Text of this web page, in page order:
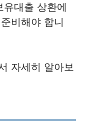
대출 상환에
비해야 합니
자세히 알아보